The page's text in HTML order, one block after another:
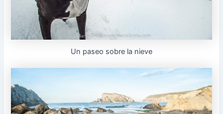
Un paseo sobre la nieve